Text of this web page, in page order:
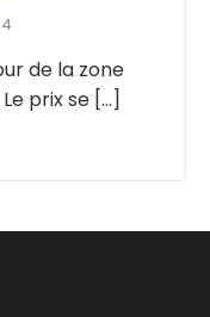
de la zone
prix se [...]